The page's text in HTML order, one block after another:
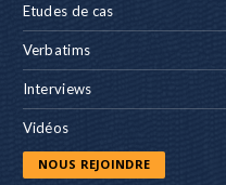
Etudes de cas
Verbatims
Interviews
Vidéos
NOUS REJOINDRE